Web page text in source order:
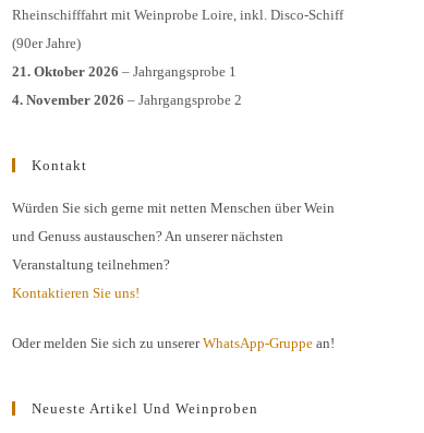
Rheinschifffahrt mit Weinprobe Loire, inkl. Disco-Schiff
(90er Jahre)
21. Oktober 2026 – Jahrgangsprobe 1
4. November 2026 – Jahrgangsprobe 2
Kontakt
Würden Sie sich gerne mit netten Menschen über Wein
und Genuss austauschen? An unserer nächsten
Veranstaltung teilnehmen?
Kontaktieren Sie uns!
Oder melden Sie sich zu unsererWhatsApp-Gruppe an!
Neueste Artikel Und Weinproben